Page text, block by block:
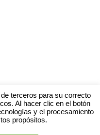
terceros para su correcto
Al hacer clic en el botón
y el procesamiento
propósitos.